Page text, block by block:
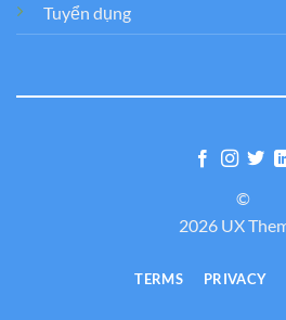
Tuyển dụng
©
2026 UX
TERMS PRIVACY